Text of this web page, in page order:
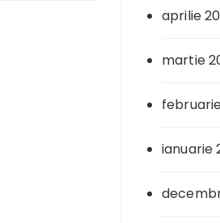
aprilie
martie
ianuarie